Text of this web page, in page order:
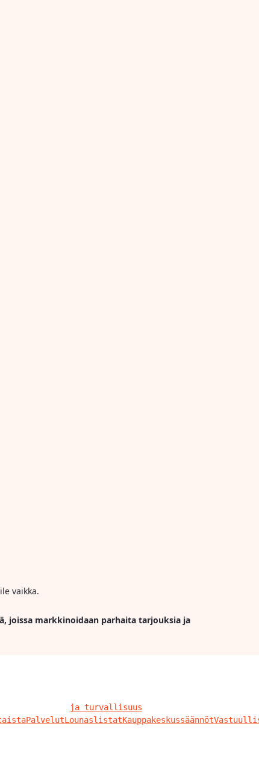
vaikka.
joissa markkinoidaan parhaita tarjouksia ja
PalvelutLounaslistatKauppakeskussäännöt
ja turvallisuus